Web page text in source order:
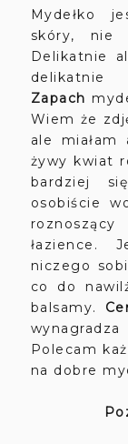
Mydełko
skóry, nie
Delikatnie
delikatnie
Zapach
Wiem że
ale miałam
żywy kwiat
bardziej
osobiście
łazience.
niczego
co do
balsamy.
Polecam
na dobre